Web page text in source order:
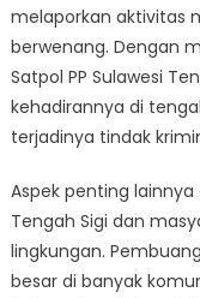
melaporkan aktivitas
berwenang. Dengan
Satpol PP Sulawesi
kehadirannya di
terjadinya tindak
Aspek penting lainnya
Tengah Sigi dan
lingkungan.
besar di banyak